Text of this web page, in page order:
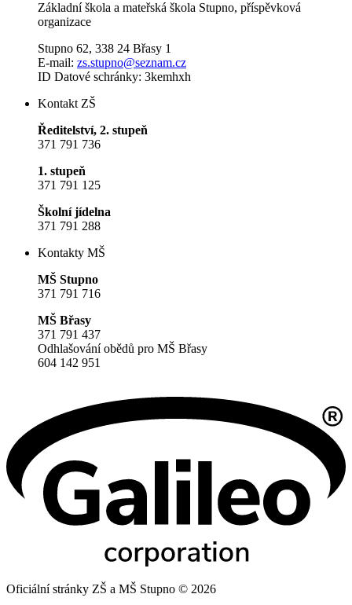
Základní škola a mateřská škola Stupno, příspěvková
organizace
Stupno 62, 338 24 Břasy 1
E-mail: zs.stupno@seznam.cz
ID Datové schránky: 3kemhxh
Kontakt ZŠ
Ředitelství, 2. stupeň
371 791 736
1. stupeň
371 791 125
Školní jídelna
371 791 288
Kontakty MŠ
MŠ Stupno
371 791 716
MŠ Břasy
371 791 437
Odhlašování obědů pro MŠ Břasy
604 142 951
Oficiální stránky ZŠ a MŠ Stupno © 2026